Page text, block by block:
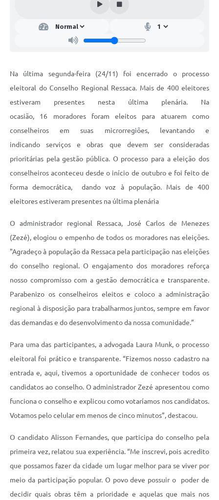
Na última segunda-feira (24/11) foi encerrado o processo
eleitoral do Conselho Regional Ressaca. Mais de 400 eleitores
estiveram presentes nesta última plenária. Na
ocasião, 16 moradores foram eleitos para atuarem como
conselheiros em suas microrregiões, levantando e
indicando serviços e obras que devem ser consideradas
prioritárias pela gestão pública. O processo para a eleição dos
conselheiros aconteceu desde o início de outubro e foi feito de
forma democrática, dando voz à população. Mais de 400
eleitores estiveram presentes na última plenária
O administrador regional Ressaca, José Carlos de Menezes
(Zezé), elogiou o empenho de todos os moradores nas eleições.
"Agradeço à população da Ressaca pela participação nas eleições
do conselho regional. O engajamento dos moradores reforça
nosso compromisso com a gestão democrática e transparente.
Parabenizo os conselheiros eleitos e coloco a administração
regional à disposição para trabalharmos juntos, sempre em favor
das demandas e do desenvolvimento da nossa comunidade.”
Para uma das participantes, a advogada Laura Munk, o processo
eleitoral foi prático e transparente. “Fizemos nosso cadastro na
entrada e, aqui, tivemos a oportunidade de conhecer todos os
candidatos ao conselho. O administrador Zezé apresentou como
funciona o conselho e explicou como votaríamos nos candidatos.
Votamos pelo celular em menos de cinco minutos”, destacou.
O candidato Alisson Fernandes, que participa do conselho pela
primeira vez, relatou sua experiência. “Me inscrevi, pois acredito
que possamos fazer da cidade um lugar melhor para se viver por
meio da participação popular. O povo deve possuir o poder de
decidir quais obras têm a prioridade e aquelas que mais nos